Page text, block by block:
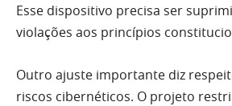
Esse dispositivo precisa ser
violações aos princípios
Outro ajuste importante diz
riscos cibernéticos. O projeto